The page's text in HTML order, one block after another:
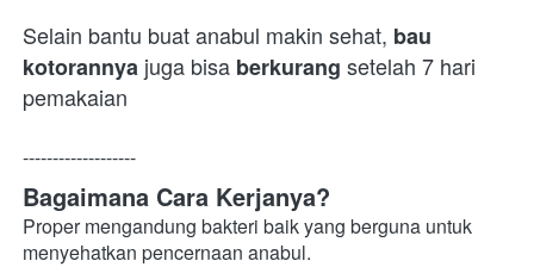
Selain bantu buat anabul makin sehat, bau
kotorannya juga bisa berkurang setelah 7 hari
pemakaian
-------------------
Bagaimana Cara Kerjanya?
Proper mengandung bakteri baik yang berguna untuk
menyehatkan pencernaan anabul.